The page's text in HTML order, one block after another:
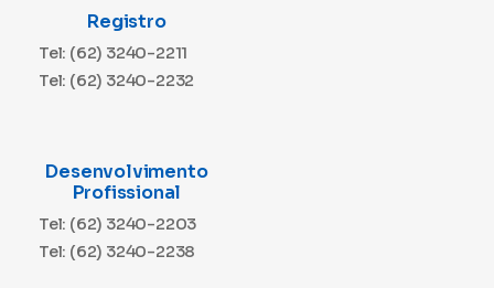
Registro
Tel: (62) 3240-2211
Tel: (62) 3240-2232
Desenvolvimento
Profissional
Tel: (62) 3240-2203
Tel: (62) 3240-2238